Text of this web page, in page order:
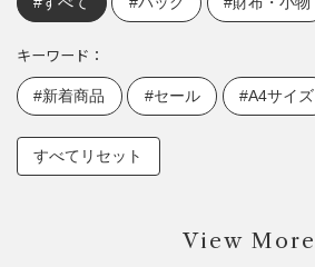
キーワード：
#新着商品 #セール #A4サイズ
すべてリセット
View More